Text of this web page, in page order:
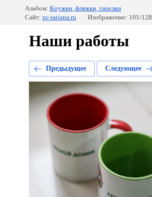
Альбом: Кружки, фляжки, тарелки
Сайт: pc-tatiana.ru Изображение: 101/128
Наши работы
Предыдущее Следующее